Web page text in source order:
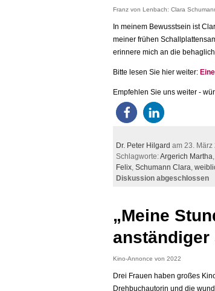
Franz von Lenbach: Clara
In meinem Bewusstsein ist
meiner frühen
erinnere mich an die
Bitte lesen Sie hier weiter:
Empfehlen Sie uns weiter -
Dr. Peter Hilgard am 23. März
Schlagworte:Argerich Martha,
Felix, Schumann Clara,
Diskussion abgeschlossen
„Meine
anständiger
Kino-Annonce von 2022
Drei Frauen haben großes
Drehbuchautorin und die